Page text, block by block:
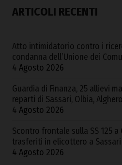
ARTICOLI RECENTI
Atto intimidatorio contro i
condanna dell’Unione dei
4 Agosto 2026
Guardia di Finanza, 25 allievi
reparti di Sassari, Olbia,
4 Agosto 2026
Scontro frontale sulla SS 125
trasferiti in elicottero a Sassari
4 Agosto 2026